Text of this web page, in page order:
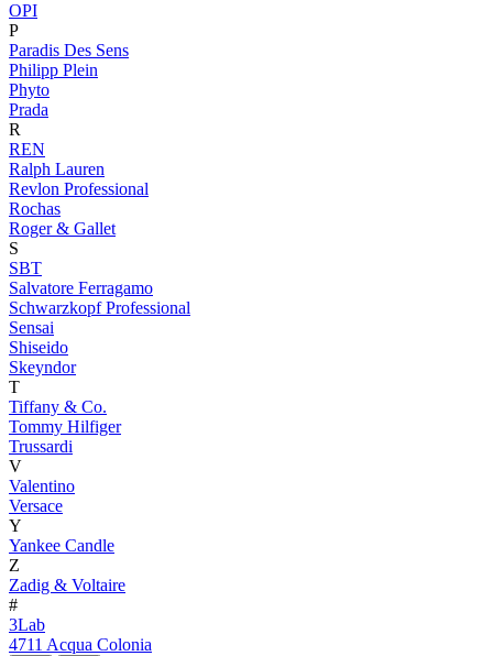
OPI
P
Paradis Des Sens
Philipp Plein
Phyto
Prada
R
REN
Ralph Lauren
Revlon Professional
Rochas
Roger & Gallet
S
SBT
Salvatore Ferragamo
Schwarzkopf Professional
Sensai
Shiseido
Skeyndor
T
Tiffany & Co.
Tommy Hilfiger
Trussardi
V
Valentino
Versace
Y
Yankee Candle
Z
Zadig & Voltaire
#
3Lab
4711 Acqua Colonia